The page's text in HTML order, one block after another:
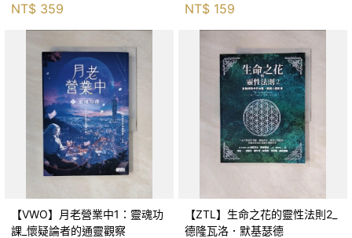
NT$ 359 NT$ 159
【VWO】月老營業中1：靈魂功
課_懷疑論者的通靈觀察
【ZTL】生命之花的靈性法則2_
德隆瓦洛．默基瑟德